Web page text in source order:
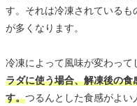
す。それは冷凍されている
が多くなります。
冷凍によって風味が変わって
ラダに使う場合、解凍後の
す。つるんとした食感がよい